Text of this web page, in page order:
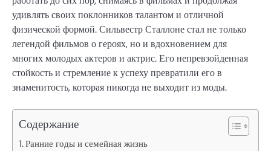
удивлять своих поклонников талантом и отличной
физической формой. Сильвестр Сталлоне стал не только
легендой фильмов о героях, но и вдохновением для
многих молодых актеров и актрис. Его непревзойденная
стойкость и стремление к успеху превратили его в
знаменитость, которая никогда не выходит из моды.
Содержание
Ранние годы и семейная жизнь